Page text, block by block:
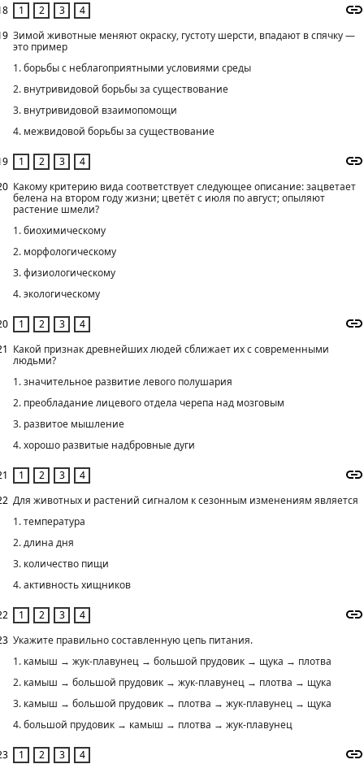
Зимой животные меняют окраску, густоту шерсти, впадают в спячку —
это пример
1. борьбы с неблагоприятными условиями среды
2. внутривидовой борьбы за существование
3. внутривидовой взаимопомощи
4. межвидовой борьбы за существование
Какому критерию вида соответствует следующее описание: зацветает
белена на втором году жизни; цветёт с июля по август; опыляют
растение шмели?
1. биохимическому
2. морфологическому
3. физиологическому
4. экологическому
Какой признак древнейших людей сближает их с современными
людьми?
1. значительное развитие левого полушария
2. преобладание лицевого отдела черепа над мозговым
3. развитое мышление
4. хорошо развитые надбровные дуги
Для животных и растений сигналом к сезонным изменениям является
1. температура
2. длина дня
3. количество пищи
4. активность хищников
Укажите правильно составленную цепь питания.
1. камыш → жук-плавунец → большой прудовик → щука → плотва
2. камыш → большой прудовик → жук-плавунец → плотва → щука
3. камыш → большой прудовик → плотва → жук-плавунец → щука
4. большой прудовик → камыш → плотва → жук-плавунец